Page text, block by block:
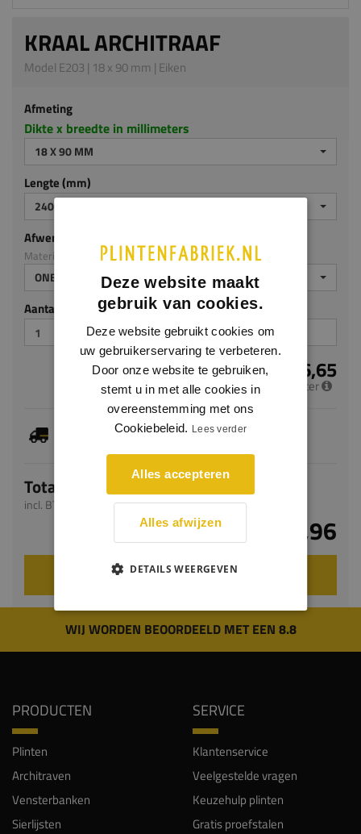
KRAAL ARCHITRAAF
Model E203 | 18 x 90 mm | Eiken
Afmeting
Dikte x breedte in millimeters
18 X 90 MM
Lengte (mm)
2400
Afwerking
Materiaal: Eiken
ONBEHANDELD
Aantal stuks
€ 16,65
per meter
Je hebt gekozen voor maatwerk, de verwachte
Totaal
incl. BTW
€ 39,96
VOEG TOE AAN WINKELWAGEN
WIJ WORDEN BEOORDEELD MET EEN 8.8
PRODUCTEN
Plinten
Architraven
Vensterbanken
Sierlijsten
SERVICE
Klantenservice
Veelgestelde vragen
Keuzehulp plinten
Gratis proefstalen
Deze website maakt
gebruik van cookies.
Deze website gebruikt cookies om
uw gebruikerservaring te verbeteren.
Door onze website te gebruiken,
stemt u in met alle cookies in
overeenstemming met ons
Cookiebeleid. Lees verder
Alles accepteren
Alles afwijzen
DETAILS WEERGEVEN